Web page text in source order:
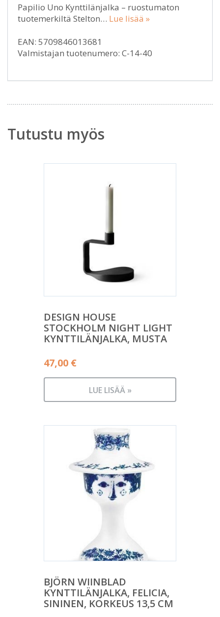
Papilio Uno Kynttilänjalka – ruostumaton
tuotemerkiltä Stelton… Lue lisää »
EAN: 5709846013681
Valmistajan tuotenumero: C-14-40
Tutustu myös
DESIGN HOUSE
STOCKHOLM NIGHT LIGHT
KYNTTILÄNJALKA, MUSTA
47,00 €
LUE LISÄÄ »
BJÖRN WIINBLAD
KYNTTILÄNJALKA, FELICIA,
SININEN, KORKEUS 13,5 CM